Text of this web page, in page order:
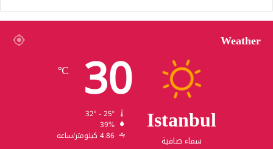
Weather
Istanbul
سماء صافية
30
℃
39%
4.86 كيلومتر/ساعة